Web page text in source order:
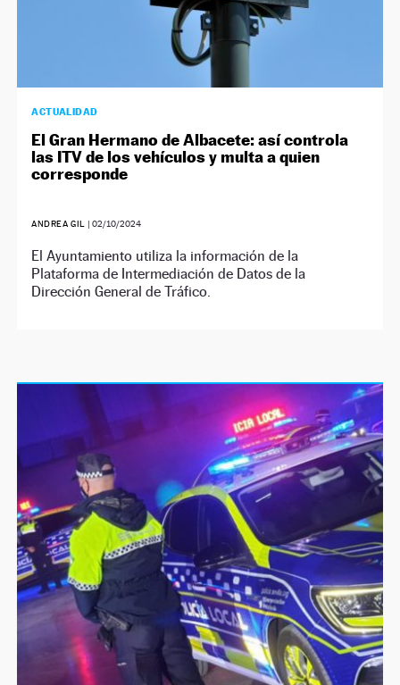
ACTUALIDAD
El Gran Hermano de Albacete: así controla
las ITV de los vehículos y multa a quien
corresponde
ANDREA GIL | 02/10/2024
El Ayuntamiento utiliza la información de la
Plataforma de Intermediación de Datos de la
Dirección General de Tráfico.